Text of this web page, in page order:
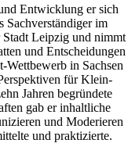
Entwicklung er sich
Sachverständiger im
Leipzig und nimmt
und Entscheidungen
in Sachsen
für Klein-
Jahren begründete
gab er inhaltliche
und Moderieren
und praktizierte.